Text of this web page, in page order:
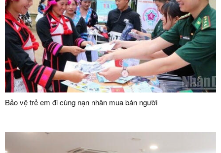
Bảo vệ trẻ em đi cùng nạn nhân mua bán người